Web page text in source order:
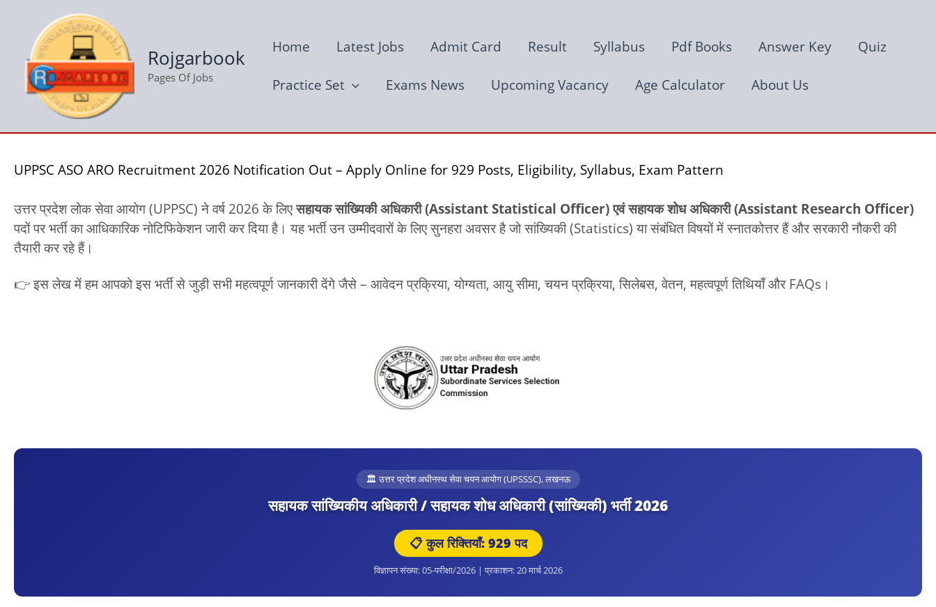
content
Rojgarbook
Pages Of Jobs
Home Latest Jobs Admit Card Result Syllabus Pdf Books Answer Key Quiz
Practice Set Exams News Upcoming Vacancy Age Calculator About Us
UPPSC ASO ARO Recruitment 2026 Notification Out – Apply Online for 929 Posts, Eligibility, Syllabus, Exam Pattern
उत्तर प्रदेश लोक सेवा आयोग (UPPSC) ने वर्ष 2026 के लिएसहायक सांख्यिकी अधिकारी (Assistant Statistical Officer) एवं सहायक शोध अधिकारी (Assistant Research Officer)
पदों पर भर्ती का आधिकारिक नोटिफिकेशन जारी कर दिया है। यह भर्ती उन उम्मीदवारों के लिए सुनहरा अवसर है जो सांख्यिकी (Statistics) या संबंधित विषयों में स्नातकोत्तर हैं और सरकारी नौकरी की
तैयारी कर रहे हैं।
👉 इस लेख में हम आपको इस भर्ती से जुड़ी सभी महत्वपूर्ण जानकारी देंगे जैसे – आवेदन प्रक्रिया, योग्यता, आयु सीमा, चयन प्रक्रिया, सिलेबस, वेतन, महत्वपूर्ण तिथियाँ और FAQs।
🏛️ उत्तर प्रदेश अधीनस्थ सेवा चयन आयोग (UPSSSC), लखनऊ
सहायक सांख्यिकीय अधिकारी / सहायक शोध अधिकारी (सांख्यिकी) भर्ती 2026
📋 कुल रिक्तियाँ: 929 पद
विज्ञापन संख्या: 05-परीक्षा/2026 | प्रकाशन: 20 मार्च 2026